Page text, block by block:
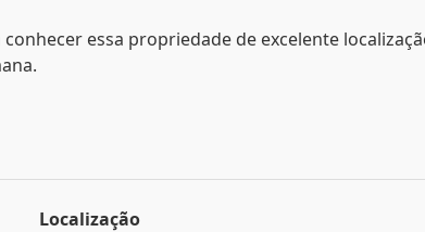
essa propriedade de excelente
Localização